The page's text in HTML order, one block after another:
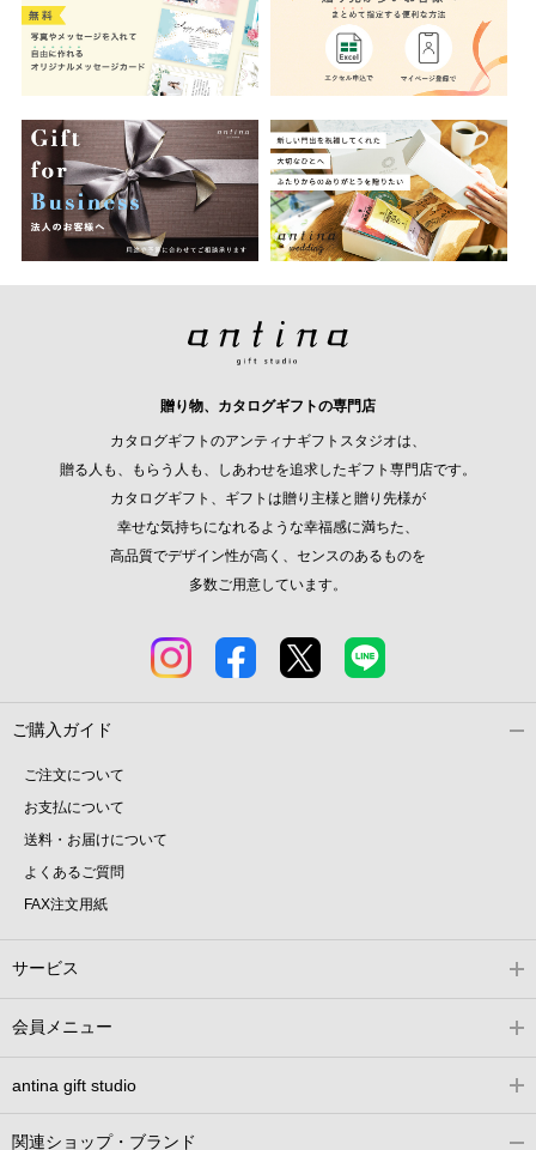
贈り物、カタログギフトの専門店
カタログギフトのアンティナギフトスタジオは、
贈る人も、もらう人も、しあわせを追求したギフト専門店です。
カタログギフト、ギフトは贈り主様と贈り先様が
幸せな気持ちになれるような幸福感に満ちた、
高品質でデザイン性が高く、センスのあるものを
多数ご用意しています。
ご購入ガイド
ご注文について
お支払について
送料・お届けについて
よくあるご質問
FAX注文用紙
サービス
会員メニュー
antina gift studio
関連ショップ・ブランド